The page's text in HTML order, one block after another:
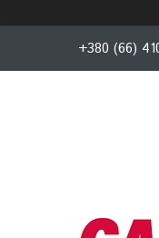
+380 (66)